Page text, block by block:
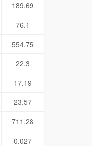
189.69
76.1
554.75
22.3
17.19
23.57
711.28
0.027